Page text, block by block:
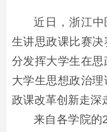
近日，浙江中
生讲思政课比赛
分发挥大学生在
大学生思想政治
政课改革创新走深
来自各学院的